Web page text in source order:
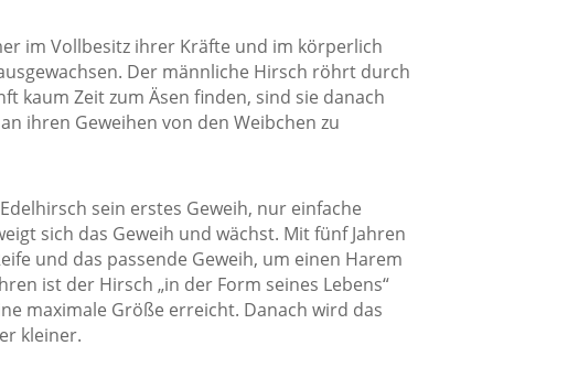
im Vollbesitz ihrer Kräfte und im körperlich
Der männliche Hirsch röhrt durch
kaum Zeit zum Äsen finden, sind sie danach
ihren Geweihen von den Weibchen zu
sein erstes Geweih, nur einfache
sich das Geweih und wächst. Mit fünf Jahren
und das passende Geweih, um einen Harem
ist der Hirsch „in der Form seines Lebens“
maximale Größe erreicht. Danach wird das
kleiner.